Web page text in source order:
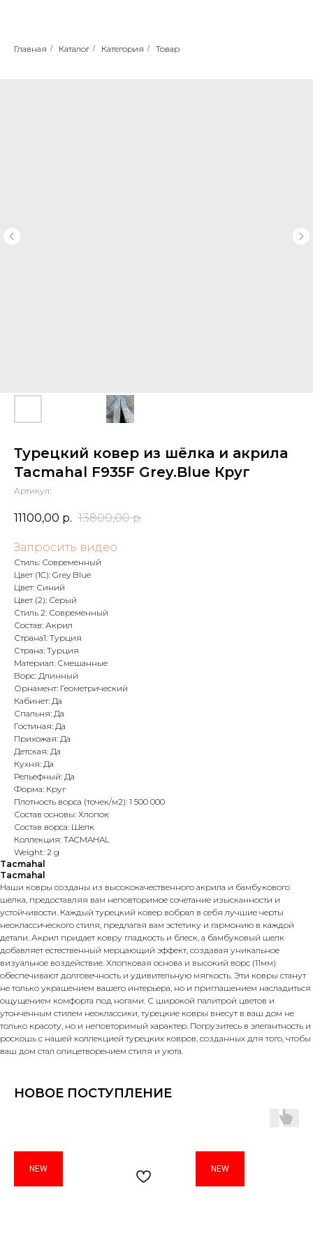
Главная / Каталог / Категория / Товар
Турецкий ковер из шёлка и акрила
Tacmahal F935F Grey.Blue Круг
Артикул:
11100,00 р. 13800,00 р.
Запросить видео
Стиль: Современный
Цвет (1C): Grey Blue
Цвет: Синий
Цвет (2): Серый
Стиль 2: Современный
Состав: Акрил
Страна1: Турция
Страна: Турция
Материал: Смешанные
Ворс: Длинный
Орнамент: Геометрический
Кабинет: Да
Спальня: Да
Гостиная: Да
Прихожая: Да
Детская: Да
Кухня: Да
Рельефный: Да
Форма: Круг
Плотность ворса (точек/м2): 1 500 000
Состав основы: Хлопок
Состав ворса: Шелк
Коллекция: TACMAHAL
Weight: 2 g
Tacmahal
Tacmahal
Наши ковры созданы из высококачественного акрила и бамбукового
шелка, предоставляя вам неповторимое сочетание изысканности и
устойчивости. Каждый турецкий ковер вобрал в себя лучшие черты
неоклассического стиля, предлагая вам эстетику и гармонию в каждой
детали. Акрил придает ковру гладкость и блеск, а бамбуковый шелк
добавляет естественный мерцающий эффект, создавая уникальное
визуальное воздействие. Хлопковая основа и высокий ворс (11мм)
обеспечивают долговечность и удивительную мягкость. Эти ковры станут
не только украшением вашего интерьера, но и приглашением насладиться
ощущением комфорта под ногами. С широкой палитрой цветов и
утонченным стилем неоклассики, турецкие ковры внесут в ваш дом не
только красоту, но и неповторимый характер. Погрузитесь в элегантность и
роскошь с нашей коллекцией турецких ковров, созданных для того, чтобы
ваш дом стал олицетворением стиля и уюта.
НОВОЕ ПОСТУПЛЕНИЕ
NEW NEW